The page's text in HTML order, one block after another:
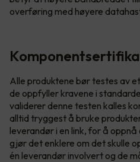
overføring med høyere
Alle produktene bør testes av
de oppfyller kravene i
validerer denne testen kalles
alltid tryggest å bruke
leverandør i en link, for å
gjør det enklere om det skulle
én leverandør involvert og de